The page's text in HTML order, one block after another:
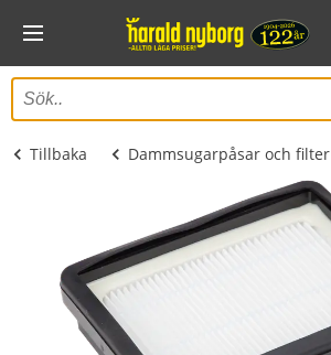
Tillbaka Dammsugarpåsar och filter